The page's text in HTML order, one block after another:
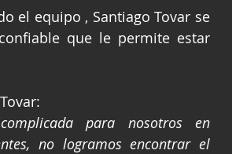
el equipo , Santiago Tovar se
que le permite estar
para nosotros en
no logramos encontrar el